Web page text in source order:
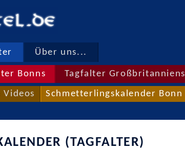
Über uns...
Bonns Tagfalter Großbritanniens
Videos Schmetterlingskalender Bonn
(TAGFALTER)